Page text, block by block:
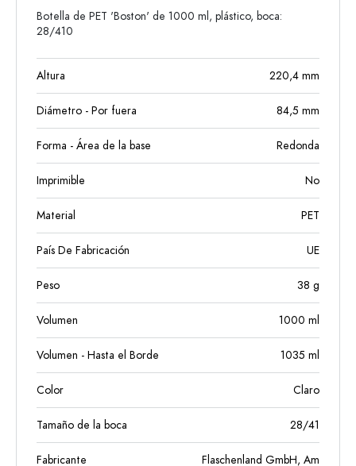
Botella de PET 'Boston' de 1000 ml, plástico, boca:
28/410
Altura 220,4 mm
Diámetro - Por fuera 84,5 mm
Forma - Área de la base Redonda
Imprimible No
Material PET
País De Fabricación UE
Peso 38 g
Volumen 1000 ml
Volumen - Hasta el Borde 1035 ml
Color Claro
Tamaño de la boca 28/41
Fabricante Flaschenland GmbH, Am